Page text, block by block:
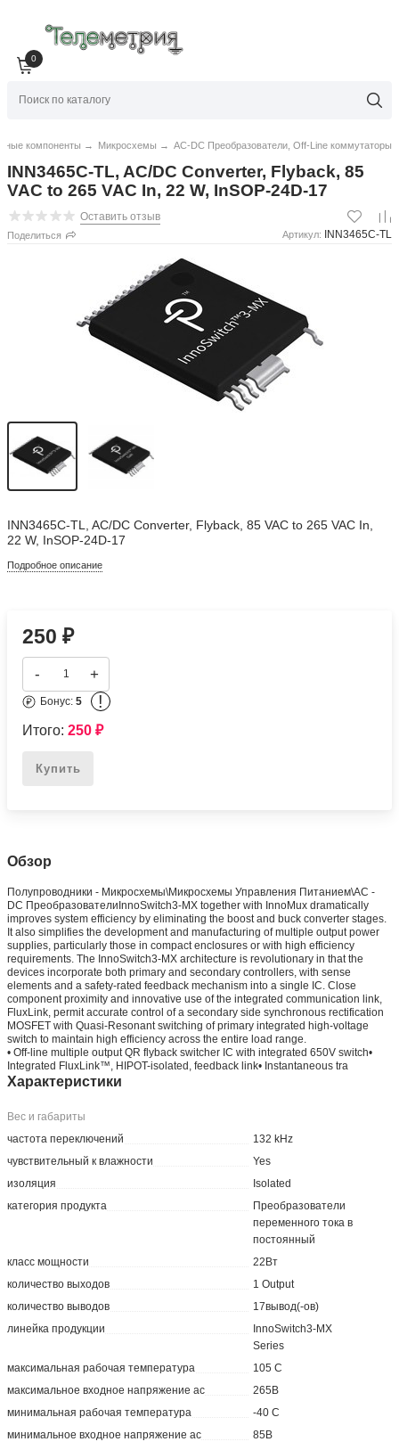
0
компоненты → Микросхемы → AC-DC Преобразователи, Off-Line коммутаторы
INN3465C-TL, AC/DC Converter, Flyback, 85
VAC to 265 VAC In, 22 W, InSOP-24D-17
Оставить отзыв
Поделиться Артикул: INN3465C-TL
INN3465C-TL, AC/DC Converter, Flyback, 85 VAC to 265 VAC In,
22 W, InSOP-24D-17
Подробное описание
250₽
- +
Бонус:5 !
Итого:250₽
Купить
Обзор
Полупроводники - Микросхемы\Микросхемы Управления Питанием\AC -
DC ПреобразователиInnoSwitch3-MX together with InnoMux dramatically
improves system efficiency by eliminating the boost and buck converter stages.
It also simplifies the development and manufacturing of multiple output power
supplies, particularly those in compact enclosures or with high efficiency
requirements. The InnoSwitch3-MX architecture is revolutionary in that the
devices incorporate both primary and secondary controllers, with sense
elements and a safety-rated feedback mechanism into a single IC. Close
component proximity and innovative use of the integrated communication link,
FluxLink, permit accurate control of a secondary side synchronous rectification
MOSFET with Quasi-Resonant switching of primary integrated high-voltage
switch to maintain high efficiency across the entire load range.
• Off-line multiple output QR flyback switcher IC with integrated 650V switch•
Integrated FluxLink™, HIPOT-isolated, feedback link• Instantaneous tra
Характеристики
Вес и габариты
частота переключений
132 kHz
чувствительный к влажности
Yes
изоляция
Isolated
категория продукта
Преобразователи
переменного тока в
постоянный
класс мощности
22Вт
количество выходов
1 Output
количество выводов
17вывод(-ов)
линейка продукции
InnoSwitch3-MX
Series
максимальная рабочая температура
105 C
максимальное входное напряжение ac
265В
минимальная рабочая температура
-40 C
минимальное входное напряжение ac
85В